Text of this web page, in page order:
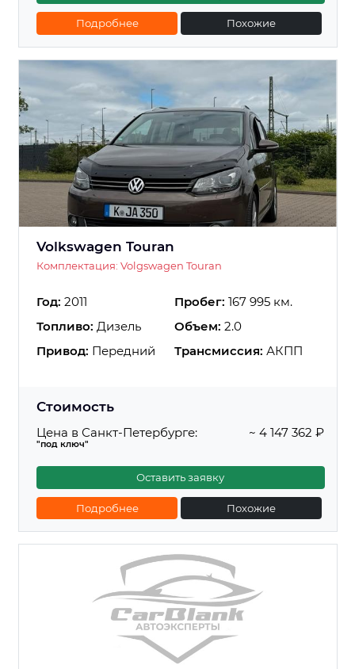
Подробнее Похожие
Volkswagen Touran
Комплектация: Volgswagen Touran
Год: 2011 Пробег: 167 995 км.
Топливо: Дизель Объем: 2.0
Привод: Передний Трансмиссия: АКПП
Стоимость
Цена в Санкт-Петербурге:
"под ключ"
~ 4 147 362 ₽
Оставить заявку
Подробнее Похожие